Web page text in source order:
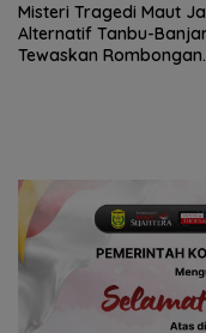
Misteri Tragedi Maut
Alternatif Tanbu-
Tewaskan Rombongan